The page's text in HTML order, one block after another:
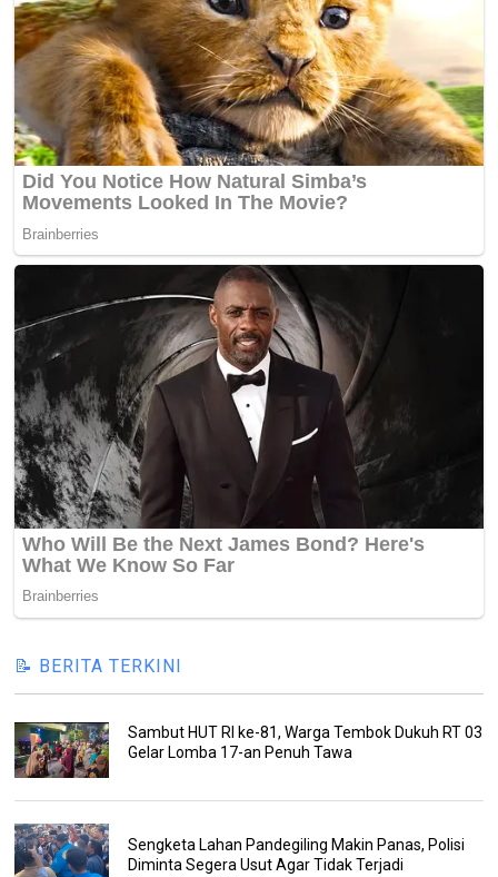
📝 BERITA TERKINI
Sambut HUT RI ke-81, Warga Tembok Dukuh RT 03
Gelar Lomba 17-an Penuh Tawa
Sengketa Lahan Pandegiling Makin Panas, Polisi
Diminta Segera Usut Agar Tidak Terjadi